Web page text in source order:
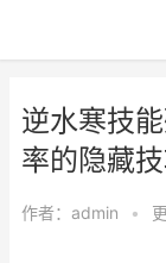
逆水寒技
率的隐藏
作者： admin •